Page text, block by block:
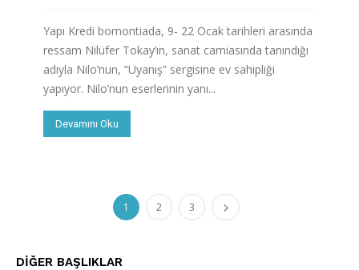
Yapı Kredi bomontiada, 9- 22 Ocak tarihleri arasında
ressam Nilüfer Tokay’ın, sanat camiasında tanındığı
adıyla Nilo’nun, “Uyanış” sergisine ev sahipliği
yapıyor. Nilo’nun eserlerinin yanı...
Devamını Oku
1 2 3
DIĞER BAŞLIKLAR